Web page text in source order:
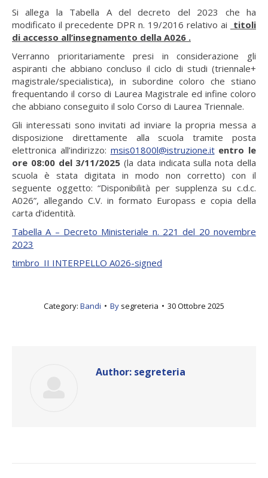
Si allega la Tabella A del decreto del 2023 che ha
modificato il precedente DPR n. 19/2016 relativo ai titoli
di accesso all’insegnamento della A026 .
Verranno prioritariamente presi in considerazione gli
aspiranti che abbiano concluso il ciclo di studi (triennale+
magistrale/specialistica), in subordine coloro che stiano
frequentando il corso di Laurea Magistrale ed infine coloro
che abbiano conseguito il solo Corso di Laurea Triennale.
Gli interessati sono invitati ad inviare la propria messa a
disposizione direttamente alla scuola tramite posta
elettronica all’indirizzo: msis01800l@istruzione.it entro le
ore 08:00 del 3/11/2025 (la data indicata sulla nota della
scuola è stata digitata in modo non corretto) con il
seguente oggetto: “Disponibilità per supplenza su c.d.c.
A026”, allegando C.V. in formato Europass e copia della
carta d’identità.
Tabella A – Decreto Ministeriale n. 221 del 20 novembre
2023
timbro_II INTERPELLO A026-signed
Category: Bandi By segreteria 30 Ottobre 2025
Author: segreteria